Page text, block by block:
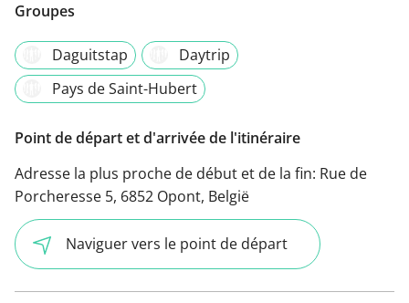
Groupes
Daguitstap
Daytrip
Pays de Saint-Hubert
Point de départ et d'arrivée de l'itinéraire
Adresse la plus proche de début et de la fin: Rue de
Porcheresse 5, 6852 Opont, België
Naviguer vers le point de départ